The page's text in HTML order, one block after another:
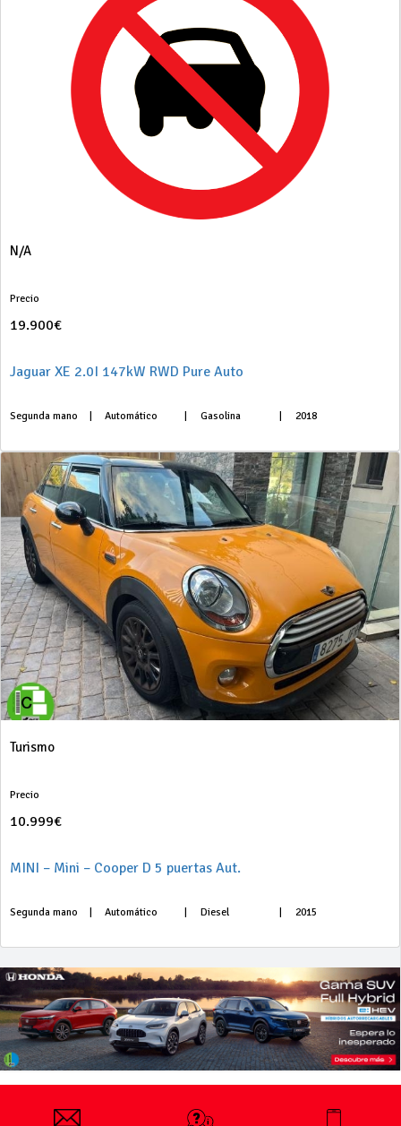
N/A
Precio
19.900€
Jaguar XE 2.0I 147kW RWD Pure Auto
Segunda mano Automático Gasolina 2018
Turismo
Precio
10.999€
MINI – Mini – Cooper D 5 puertas Aut.
Segunda mano Automático Diesel 2015